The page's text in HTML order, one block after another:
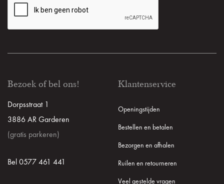
Bezoek of bel ons!
Dorpsstraat 1
3886 AR Garderen
(gratis parkeren)
Bel 0577 461 441
Klantenservice
Openingstijden
Bestellen en betalen
Bezorgen en afhalen
Ruilen en retourneren
Veel gestelde vragen